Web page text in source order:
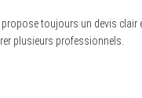
toujours un devis clair
plusieurs professionnels.